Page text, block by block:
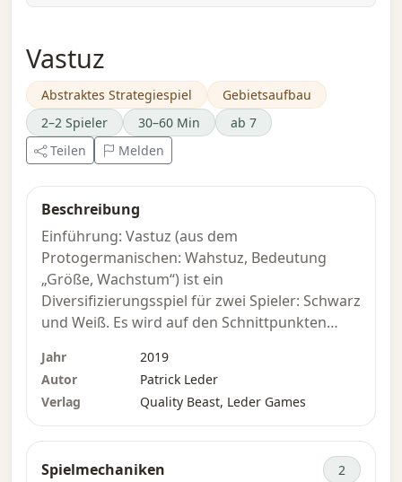
Vastuz
Abstraktes Strategiespiel
Gebietsaufbau
2–2 Spieler
30–60 Min
ab 7
Teilen
Melden
Beschreibung
Einführung: Vastuz (aus dem
Protogermanischen: Wahstuz, Bedeutung
„Größe, Wachstum“) ist ein
Diversifizierungsspiel für zwei Spieler: Schwarz
und Weiß. Es wird auf den Schnittpunkten
Bretts mit Dreiecken gespielt. Es kann auf
einem Brett der Größe 7 für lange Spiele oder
einem Brett der Größe 5 für kurze Spiele
einer ausreichenden Anzahl von Steinen seiner
eigenen Farbe. Definitionen: Eine Gruppe ist
Jahr
2019
Autor
Patrick Leder
Verlag
Quality Beast, Leder Games
Spielmechaniken 2